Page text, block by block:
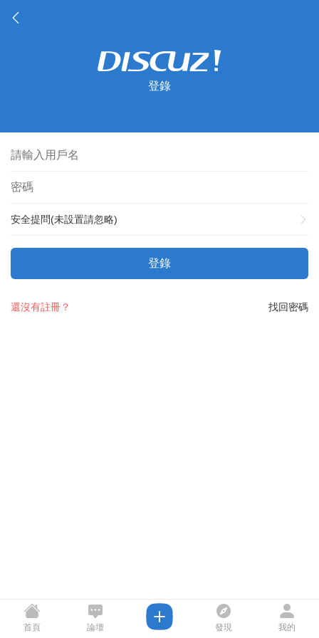
登錄
安全提問(未設置請忽略)
登錄
找回密碼
還沒有註冊？
首頁 論壇 發現 我的